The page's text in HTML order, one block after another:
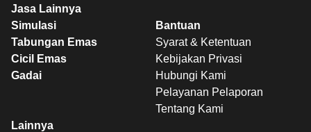
Jasa Lainnya
Simulasi
Tabungan Emas
Cicil Emas
Gadai
Bantuan
Syarat & Ketentuan
Kebijakan Privasi
Hubungi Kami
Pelayanan Pelaporan
Tentang Kami
Lainnya